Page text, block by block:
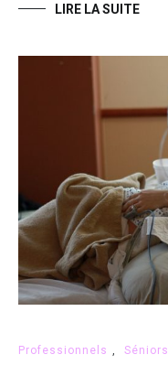
LIRE LA SUITE
Professionnels , Séniors